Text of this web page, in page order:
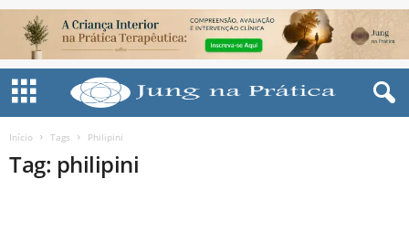
Início Tags Philipini
Tag: philipini